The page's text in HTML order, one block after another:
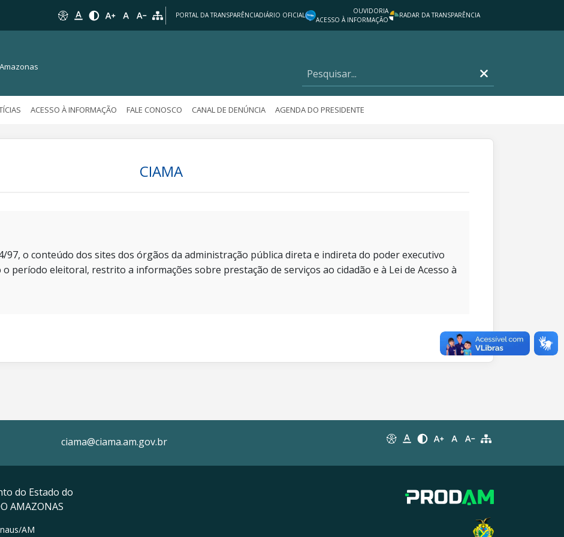
PORTAL DA TRANSPARÊNCIADIÁRIO OFICIAL
OUVIDORIA
ACESSO À INFORMAÇÃO
RADAR DA TRANSPARÊNCIA
ACESSO À INFORMAÇÃO FALE CONOSCO CANAL DE DENÚNCIA AGENDA DO PRESIDENTE
CIAMA
97, o conteúdo dos sites dos órgãos da administração pública direta e indireta do poder executivo
período eleitoral, restrito a informações sobre prestação de serviços ao cidadão e à Lei de Acesso à
ciama@ciama.am.gov.br
do Estado do
AMAZONAS
AM